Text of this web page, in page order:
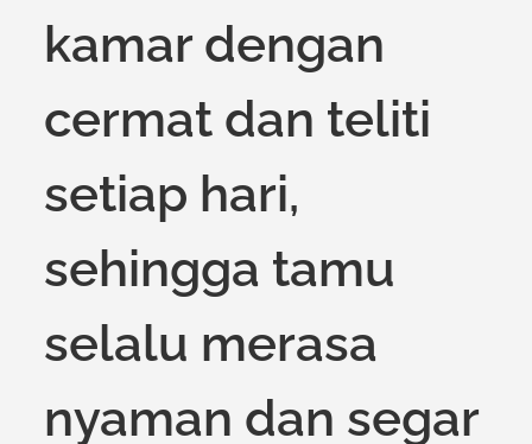
kamar dengan
cermat dan teliti
setiap hari,
sehingga tamu
selalu merasa
nyaman dan segar